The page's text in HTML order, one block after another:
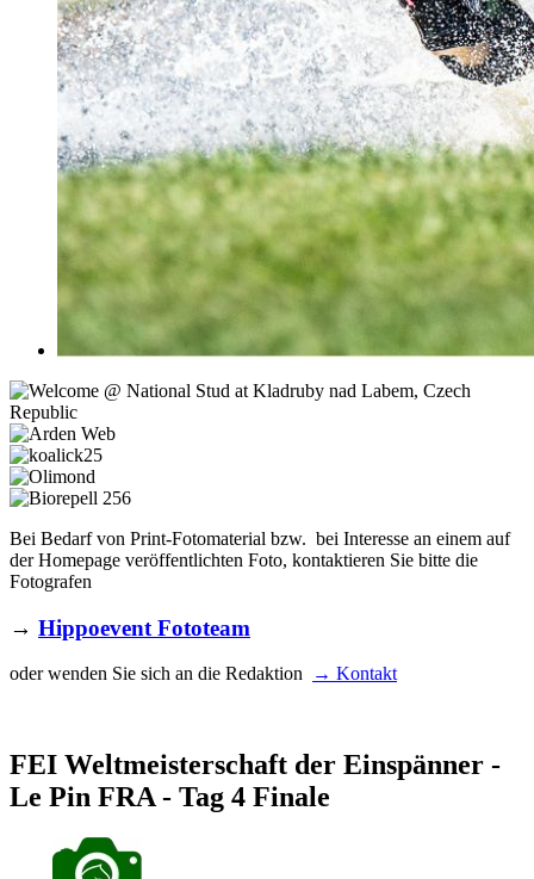
Bei Bedarf von Print-Fotomaterial bzw. bei Interesse an einem auf
der Homepage veröffentlichten Foto, kontaktieren Sie bitte die
Fotografen
→ Hippoevent Fototeam
oder wenden Sie sich an die Redaktion → Kontakt
FEI Weltmeisterschaft der Einspänner -
Le Pin FRA - Tag 4 Finale